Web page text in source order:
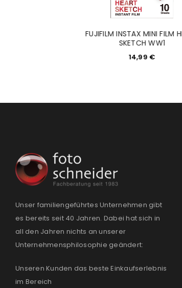
FUJIFILM INSTAX MINI FILM
SKETCH WW1
14,99 €
Unser familiengeführtes Unternehmen gibt
es bereits seit 40 Jahren. Dabei hat sich in
all den Jahren nichts an unserer
Unternehmensphilosophie geändert:
Unseren Kunden das beste Einkaufserlebnis
im Bereich